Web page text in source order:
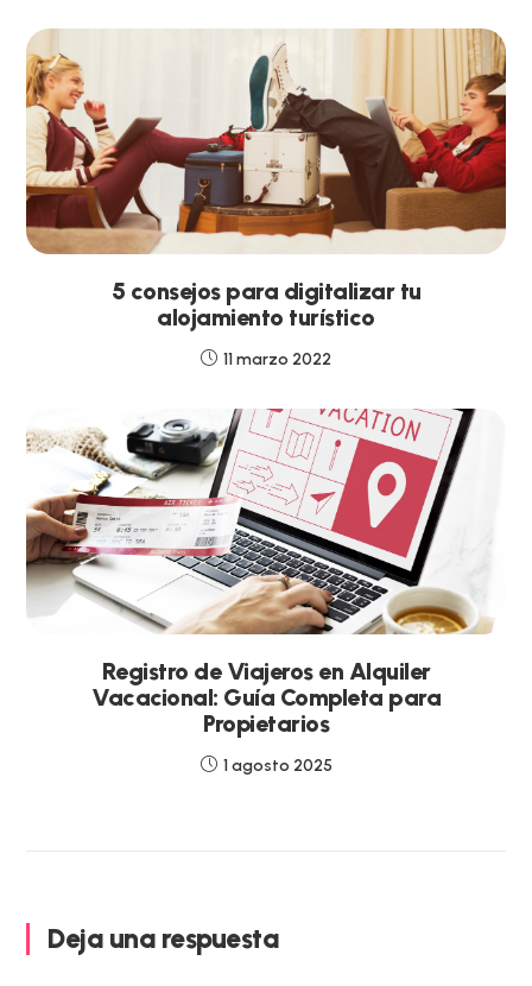
5 consejos para digitalizar tu
alojamiento turístico
11 marzo 2022
Registro de Viajeros en Alquiler
Vacacional: Guía Completa para
Propietarios
1 agosto 2025
Deja una respuesta